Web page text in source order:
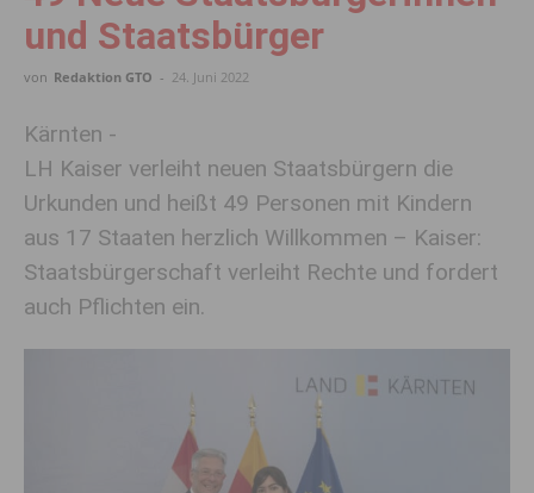
und Staatsbürger
von Redaktion GTO - 24. Juni 2022
Kärnten -
LH Kaiser verleiht neuen Staatsbürgern die
Urkunden und heißt 49 Personen mit Kindern
aus 17 Staaten herzlich Willkommen – Kaiser:
Staatsbürgerschaft verleiht Rechte und fordert
auch Pflichten ein.